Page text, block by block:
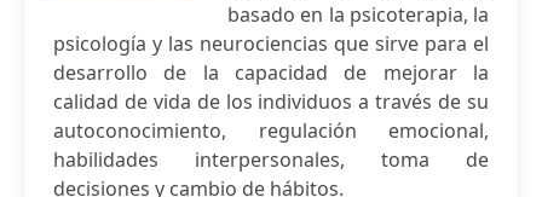
basado en la psicoterapia, la
psicología y las neurociencias que sirve para el
desarrollo de la capacidad de mejorar la
calidad de vida de los individuos a través de su
autoconocimiento, regulación emocional,
habilidades interpersonales, toma de
decisiones y cambio de hábitos.